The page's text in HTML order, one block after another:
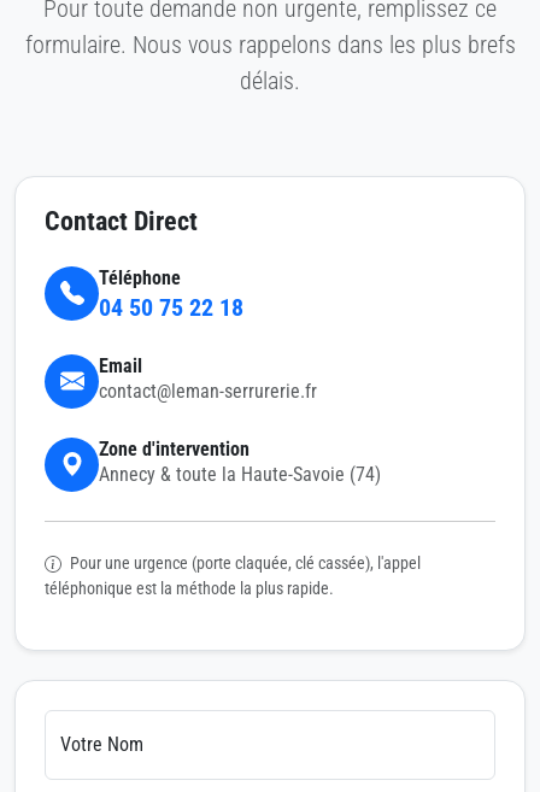
Pour toute demande non urgente, remplissez ce
formulaire. Nous vous rappelons dans les plus brefs
délais.
Contact Direct
Téléphone
04 50 75 22 18
Email
contact@leman-serrurerie.fr
Zone d'intervention
Annecy & toute la Haute-Savoie (74)
Pour une urgence (porte claquée, clé cassée), l'appel
téléphonique est la méthode la plus rapide.
Votre Nom